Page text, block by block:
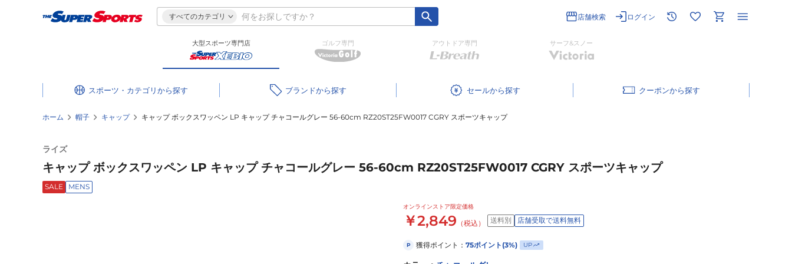
すべてのカテゴリ 店舗検索 ログイン
大型スポーツ専門店 ゴルフ専門 アウトドア専門 サーフ&スノー
スポーツ・カテゴリ ブランド セール クーポン
ホーム 帽子 キャップ キャップ ボックスワッペン LP キャップ チャコールグレー 56-60cm RZ20ST25FW0017 CGRY スポーツキャップ
ライズ
キャップ ボックスワッペン LP キャップ チャコールグレー 56-60cm RZ20ST25FW0017 CGRY スポーツキャップ
SALE MENS
オンラインストア限定価格
￥2,849 （税込） 送料別 店舗受取で送料無料
P 獲得ポイント： 75ポイント(3%) UP